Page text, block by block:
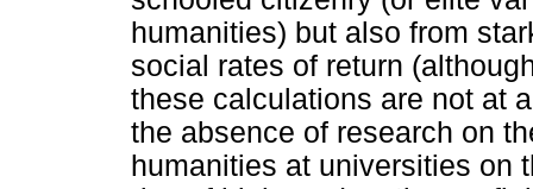
humanities) but also from
social rates of return
these calculations are not at
the absence of research on
humanities at universities on